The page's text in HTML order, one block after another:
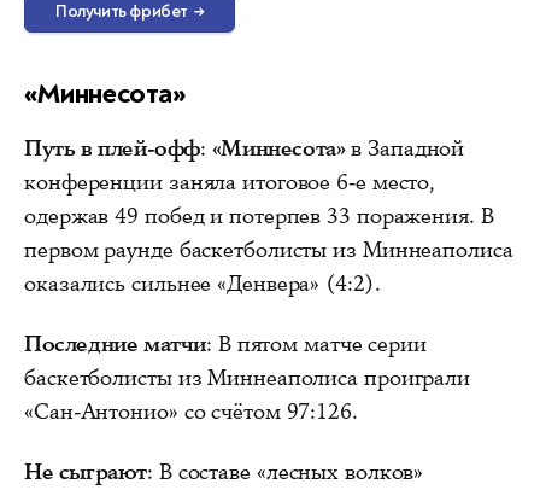
Получить фрибет →
«Миннесота»
Путь в плей-офф: «Миннесота»в Западной
конференции заняла итоговое 6-е место,
одержав 49 побед и потерпев 33 поражения. В
первом раунде баскетболисты из Миннеаполиса
оказались сильнее «Денвера» (4:2).
Последние матчи: В пятом матче серии
баскетболисты из Миннеаполиса проиграли
«Сан-Антонио» со счётом 97:126.
Не сыграют: В составе «лесных волков»